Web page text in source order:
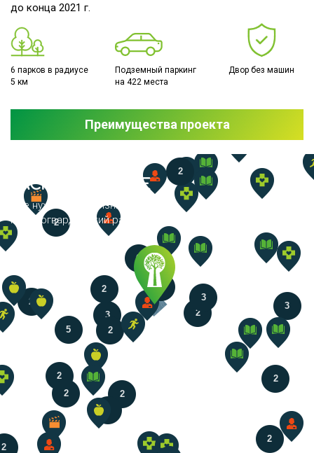
до конца 2021 г.
6 парков в радиусе
5 км
Подземный паркинг
на 422 места
Двор без машин
Преимущества проекта
2
2
2
2
2
3
2
5
2
3
6
3
2
2
2
2
2
3
РАСПОЛОЖЕНИЕ
Все нужное для жизни - рядом.
Красногвардейский район, Львовская, 21